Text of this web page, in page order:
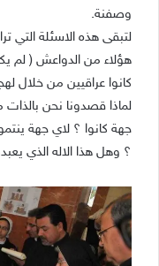
وصفنة.
لتبقى هذه الاسئلة التي
كانوا عراقيين من خلال
لماذا قصدونا نحن
جهة كانوا ؟ لاي جهة
؟ وهل هذا الاله الذي